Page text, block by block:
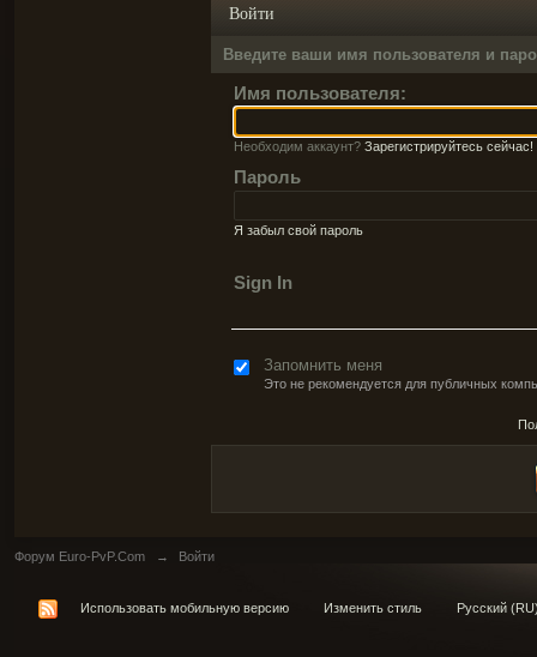
Войти
Введите ваши имя пользователя и
Имя пользователя:
Необходим аккаунт? Зарегистрируйтесь сейчас!
Пароль
Я забыл свой пароль
Sign In
Запомнить меня
Это не рекомендуется для публичных
Форум Euro-PvP.Com → Войти
Использовать мобильную версию Изменить стиль Русский